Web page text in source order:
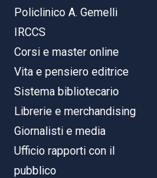
Policlinico A. Gemelli
IRCCS
Corsi e master online
Vita e pensiero editrice
Sistema bibliotecario
Librerie e merchandising
Giornalisti e media
Ufficio rapporti con il
pubblico